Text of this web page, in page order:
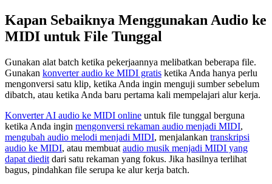
Kapan Sebaiknya Menggunakan Audio ke
MIDI untuk File Tunggal
Gunakan alat batch ketika pekerjaannya melibatkan beberapa file.
Gunakan konverter audio ke MIDI gratis ketika Anda hanya perlu
mengonversi satu klip, ketika Anda ingin menguji sumber sebelum
dibatch, atau ketika Anda baru pertama kali mempelajari alur kerja.
Konverter AI audio ke MIDI online untuk file tunggal berguna
ketika Anda ingin mengonversi rekaman audio menjadi MIDI,
mengubah audio melodi menjadi MIDI, menjalankan transkripsi
audio ke MIDI, atau membuat audio musik menjadi MIDI yang
dapat diedit dari satu rekaman yang fokus. Jika hasilnya terlihat
bagus, pindahkan file serupa ke alur kerja batch.